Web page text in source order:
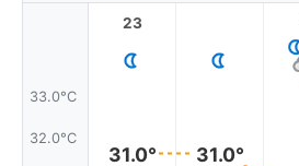
33.0°C
32.0°C
23
31.0° 31.0°